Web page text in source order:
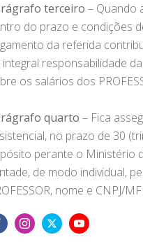
terceiro – Quando
do prazo e condições
da referida
integral responsabilidade
os salários dos
quarto – Fica
no prazo de 30
perante o Ministério
de modo individual,
nome e CNPJ/